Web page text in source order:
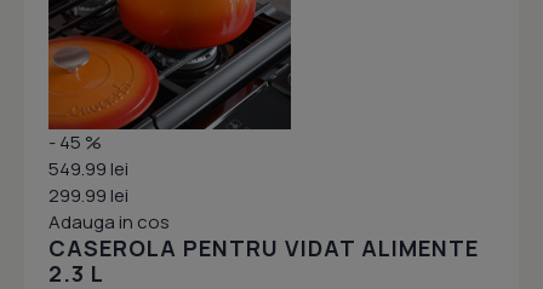
- 45 %
549.99 lei
299.99 lei
Adauga in cos
CASEROLA PENTRU VIDAT ALIMENTE
2.3 L